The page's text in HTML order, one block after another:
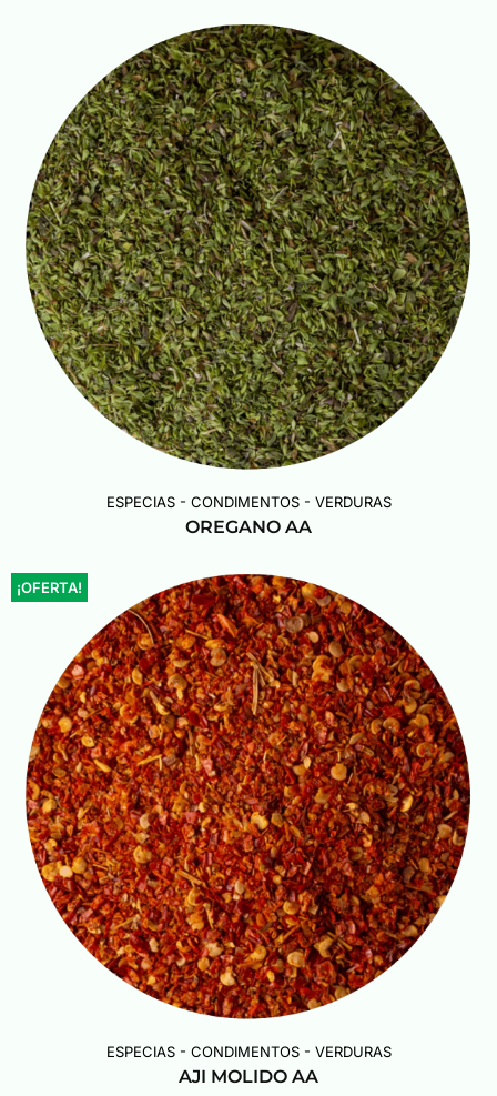
ESPECIAS - CONDIMENTOS - VERDURAS
OREGANO AA
¡OFERTA!
ESPECIAS - CONDIMENTOS - VERDURAS
AJI MOLIDO AA